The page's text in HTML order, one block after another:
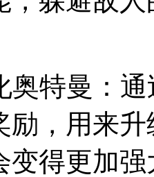
奥特曼：
励，用来
变得更加